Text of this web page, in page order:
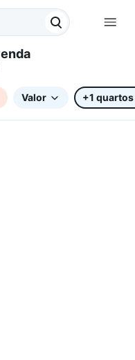
Valor +1 quartos